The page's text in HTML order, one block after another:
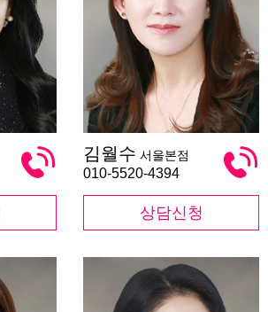
월
수
김월수 서울본점
010-5520-4394
상담신청